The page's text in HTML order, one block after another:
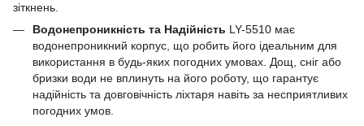
зіткнень.
Водонепроникність та Надійність LY-5510 має
водонепроникний корпус, що робить його ідеальним для
використання в будь-яких погодних умовах. Дощ, сніг або
бризки води не вплинуть на його роботу, що гарантує
надійність та довговічність ліхтаря навіть за несприятливих
погодних умов.